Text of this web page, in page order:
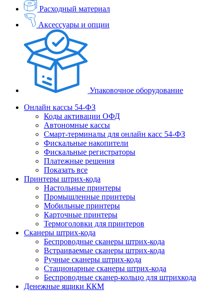
Расходный материал
Аксессуары и опции
Упаковочное оборудование
Онлайн кассы 54-ФЗ
Коды активации ОФД
Автономные кассы
Смарт-терминалы для онлайн касс 54-ФЗ
Фискальные накопители
Фискальные регистраторы
Платежные решения
Показать все
Принтеры штрих-кода
Настольные принтеры
Промышленные принтеры
Мобильные принтеры
Карточные принтеры
Термоголовки для принтеров
Сканеры штрих-кода
Беспроводные сканеры штрих-кода
Встраиваемые сканеры штрих-кода
Ручные сканеры штрих-кода
Стационарные сканеры штрих-кода
Беспроводные сканер-кольцо для штрихкода
Денежные ящики ККМ